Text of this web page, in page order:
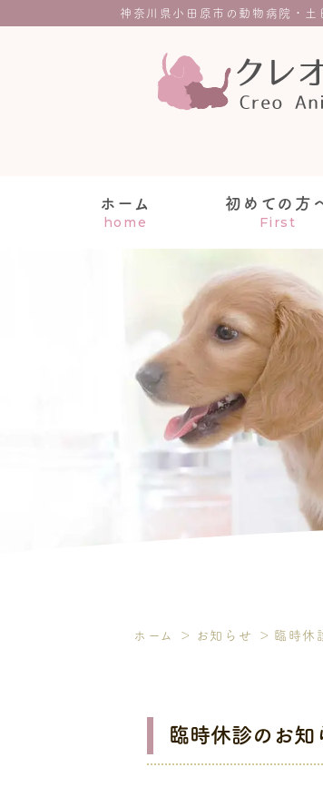
神奈川県小田原市の動物病院・土
ホーム
home
初めての方
First
ホーム お知らせ 臨時休
臨時休診のお知